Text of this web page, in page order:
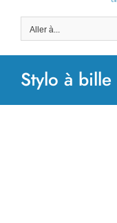
Aller à...
Stylo à